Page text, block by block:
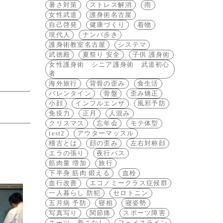
暑さ対策 ストレス解消
雨
女性武道
護身術名古屋
自己啓発
健康づくり
着物
現代人
ナンバ歩き
護身術教室名古屋
システマ
武徳殿
夏祭り 安全
子供 護身術
女性護身術 シニア護身術 武道初心
者
海外旅行
背骨の歪み
食生活
バレンタイン
骨盤
歪み矯正
小顔
インフルエンザ
風邪予防
免疫力
正月
人混み
クリスマス
忘年会
モテ体型
test2
アウターマッスル
稽古とは
顔の歪み
左右対称顔
エラの張り
夜行バス
筋肉量 増加
旅行
下半身 筋肉 鍛える
血栓
血行改善
エコノミークラス症候群
一人暮らし 防犯
セロトニン
五月病 予防
寝相
寝姿勢
写真写り
関節痛
スポーツ障害